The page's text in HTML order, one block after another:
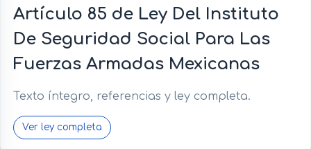
Artículo 85 de Ley Del Instituto
De Seguridad Social Para Las
Fuerzas Armadas Mexicanas
Texto íntegro, referencias y ley completa.
Ver ley completa